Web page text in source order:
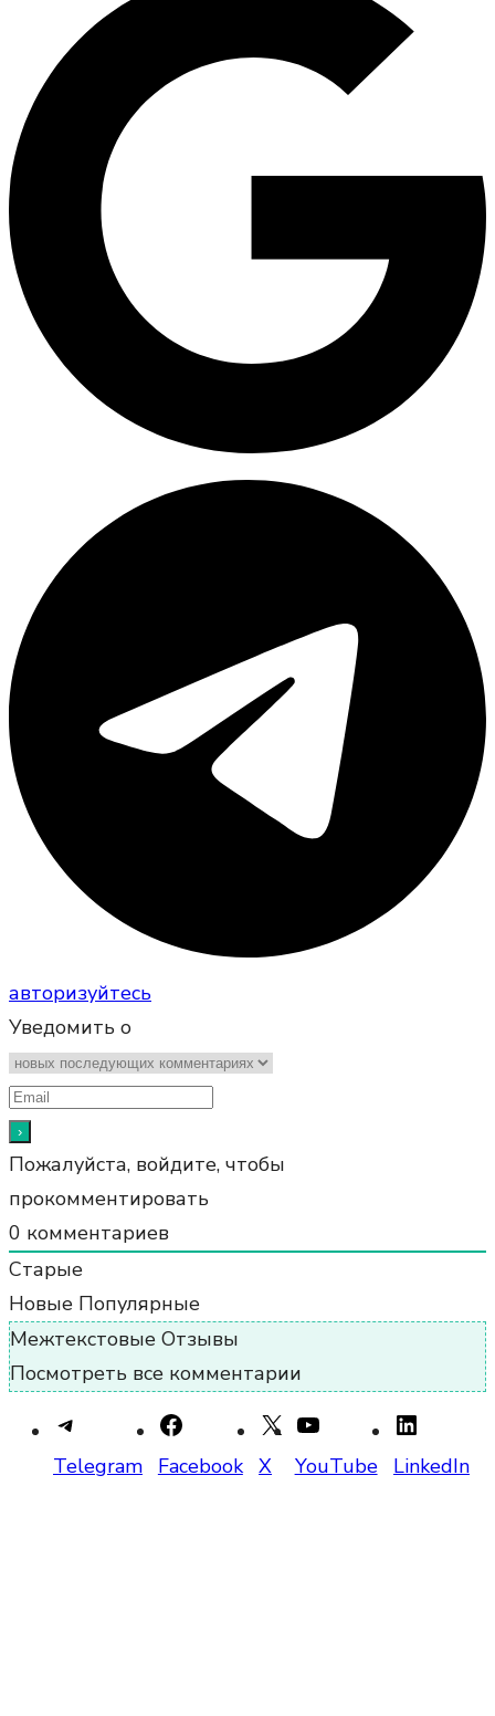
авторизуйтесь
Уведомить о
Пожалуйста, войдите, чтобы
прокомментировать
0 комментариев
Старые
Новые Популярные
Межтекстовые Отзывы
Посмотреть все комментарии
Telegram Facebook X YouTube LinkedIn